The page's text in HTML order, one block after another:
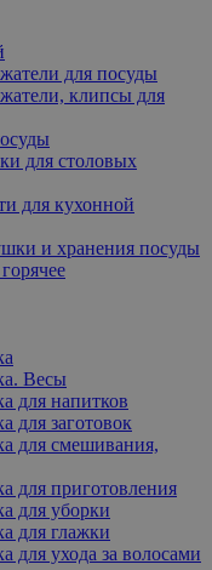
для посуды
клипсы для
для столовых
для кухонной
и хранения посуды
Весы
для напитков
для заготовок
для смешивания,
для приготовления
для уборки
для глажки
для ухода за волосами